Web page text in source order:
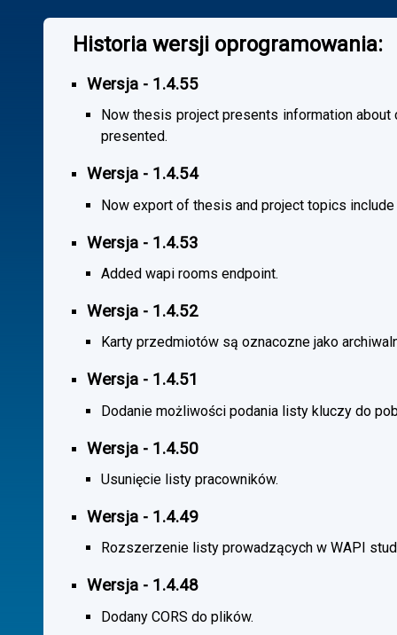
Historia wersji oprogramowania:
Wersja - 1.4.55
Now thesis project presents information
presented.
Wersja - 1.4.54
Now export of thesis and project topics
Wersja - 1.4.53
Added wapi rooms endpoint.
Wersja - 1.4.52
Karty przedmiotów są oznacozne jako
Wersja - 1.4.51
Dodanie możliwości podania listy kluczy do
Wersja - 1.4.50
Usunięcie listy pracowników.
Wersja - 1.4.49
Rozszerzenie listy prowadzących w WAPI
Wersja - 1.4.48
Dodany CORS do plików.